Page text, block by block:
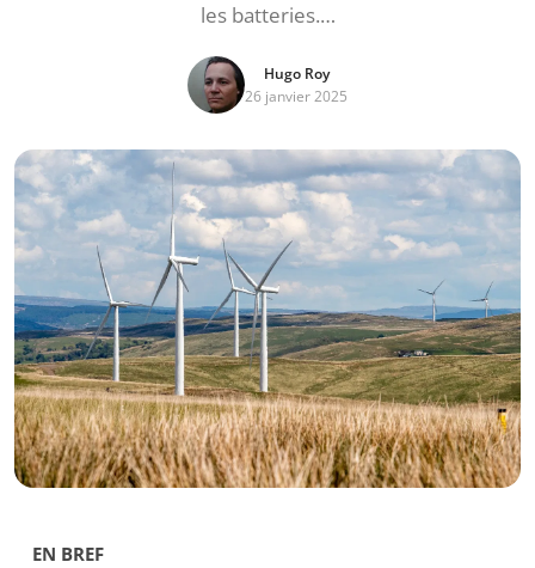
les batteries.…
Hugo Roy
26 janvier 2025
EN BREF